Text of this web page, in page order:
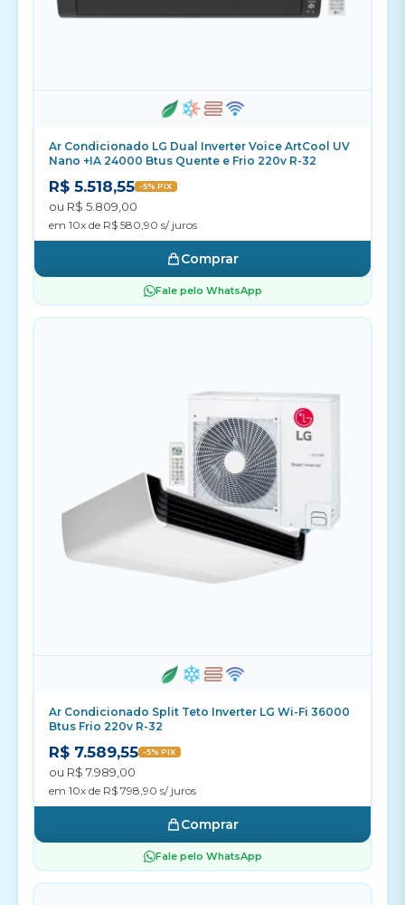
Ar Condicionado LG Dual Inverter Voice ArtCool UV
Nano +IA 24000 Btus Quente e Frio 220v R-32
R$ 5.518,55 -5% PIX
ou R$ 5.809,00
em 10x de R$ 580,90 s/ juros
Comprar
Fale pelo WhatsApp
Ar Condicionado Split Teto Inverter LG Wi-Fi 36000
Btus Frio 220v R-32
R$ 7.589,55 -5% PIX
ou R$ 7.989,00
em 10x de R$ 798,90 s/ juros
Comprar
Fale pelo WhatsApp